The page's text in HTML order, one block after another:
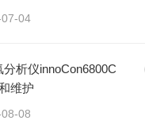
04
分析仪innoCon6800C
维护
08